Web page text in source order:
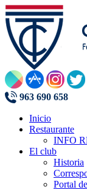
963 690 658
Inicio
Restaurante
INFO
El club
Historia
Portal